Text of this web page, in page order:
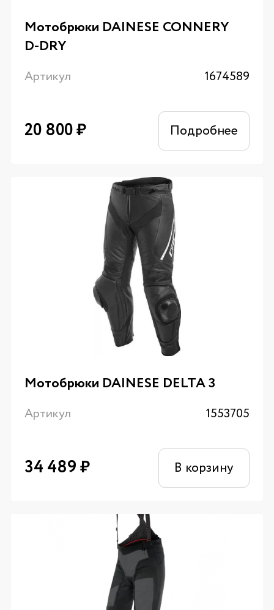
Мотобрюки DAINESE CONNERY
D-DRY
Артикул 1674589
20 800₽ Подробнее
Мотобрюки DAINESE DELTA 3
Артикул 1553705
34 489₽ В корзину